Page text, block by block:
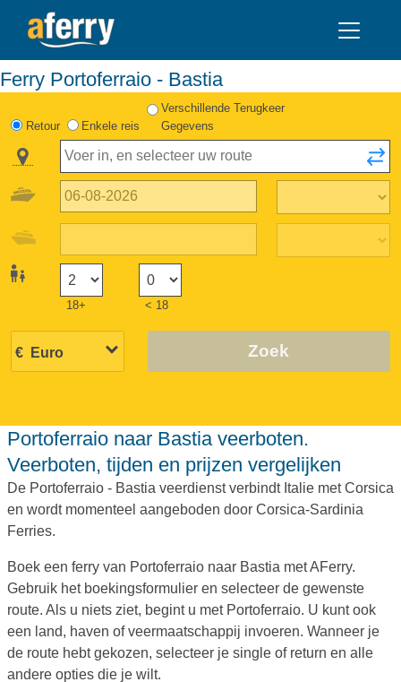
Ferry Portoferraio - Bastia
Retour Enkele reis
Verschillende Terugkeer
Gegevens
18+ < 18
Zoek
Portoferraio naar Bastia veerboten.
Veerboten, tijden en prijzen vergelijken
De Portoferraio - Bastia veerdienst verbindt Italie met Corsica
en wordt momenteel aangeboden door Corsica-Sardinia
Ferries.
Boek een ferry van Portoferraio naar Bastia met AFerry.
Gebruik het boekingsformulier en selecteer de gewenste
route. Als u niets ziet, begint u met Portoferraio. U kunt ook
een land, haven of veermaatschappij invoeren. Wanneer je
de route hebt gekozen, selecteer je single of return en alle
andere opties die je wilt.